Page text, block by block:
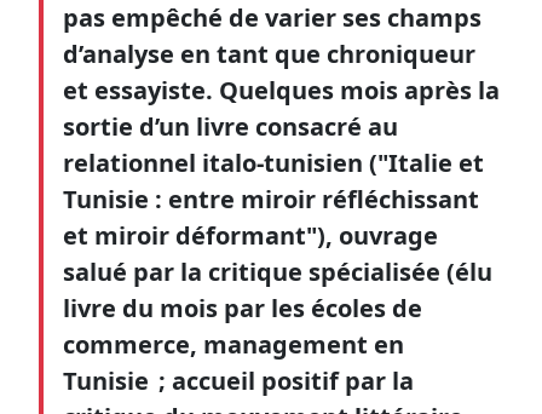
pas empêché de varier ses champs
d’analyse en tant que chroniqueur
et essayiste. Quelques mois après la
sortie d’un livre consacré au
relationnel italo-tunisien ("Italie et
Tunisie : entre miroir réfléchissant
et miroir déformant"), ouvrage
salué par la critique spécialisée (élu
livre du mois par les écoles de
commerce, management en
Tunisie ; accueil positif par la